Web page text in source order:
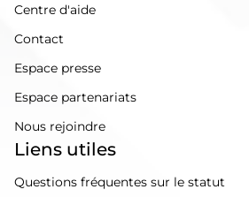
Centre d'aide
Contact
Espace presse
Espace partenariats
Nous rejoindre
Liens utiles
Questions fréquentes sur le statut